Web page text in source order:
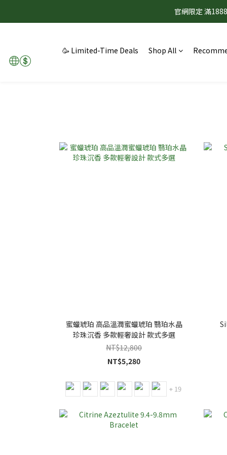
官網限定 滿
🥳 Limited-Time Deals
Shop All
蜜蠟琥珀 高品溫潤蜜蠟琥珀 翳珀水晶
珍珠沉香 多款輕奢設計 款式多選
NT$12,800
NT$5,280
+ 19